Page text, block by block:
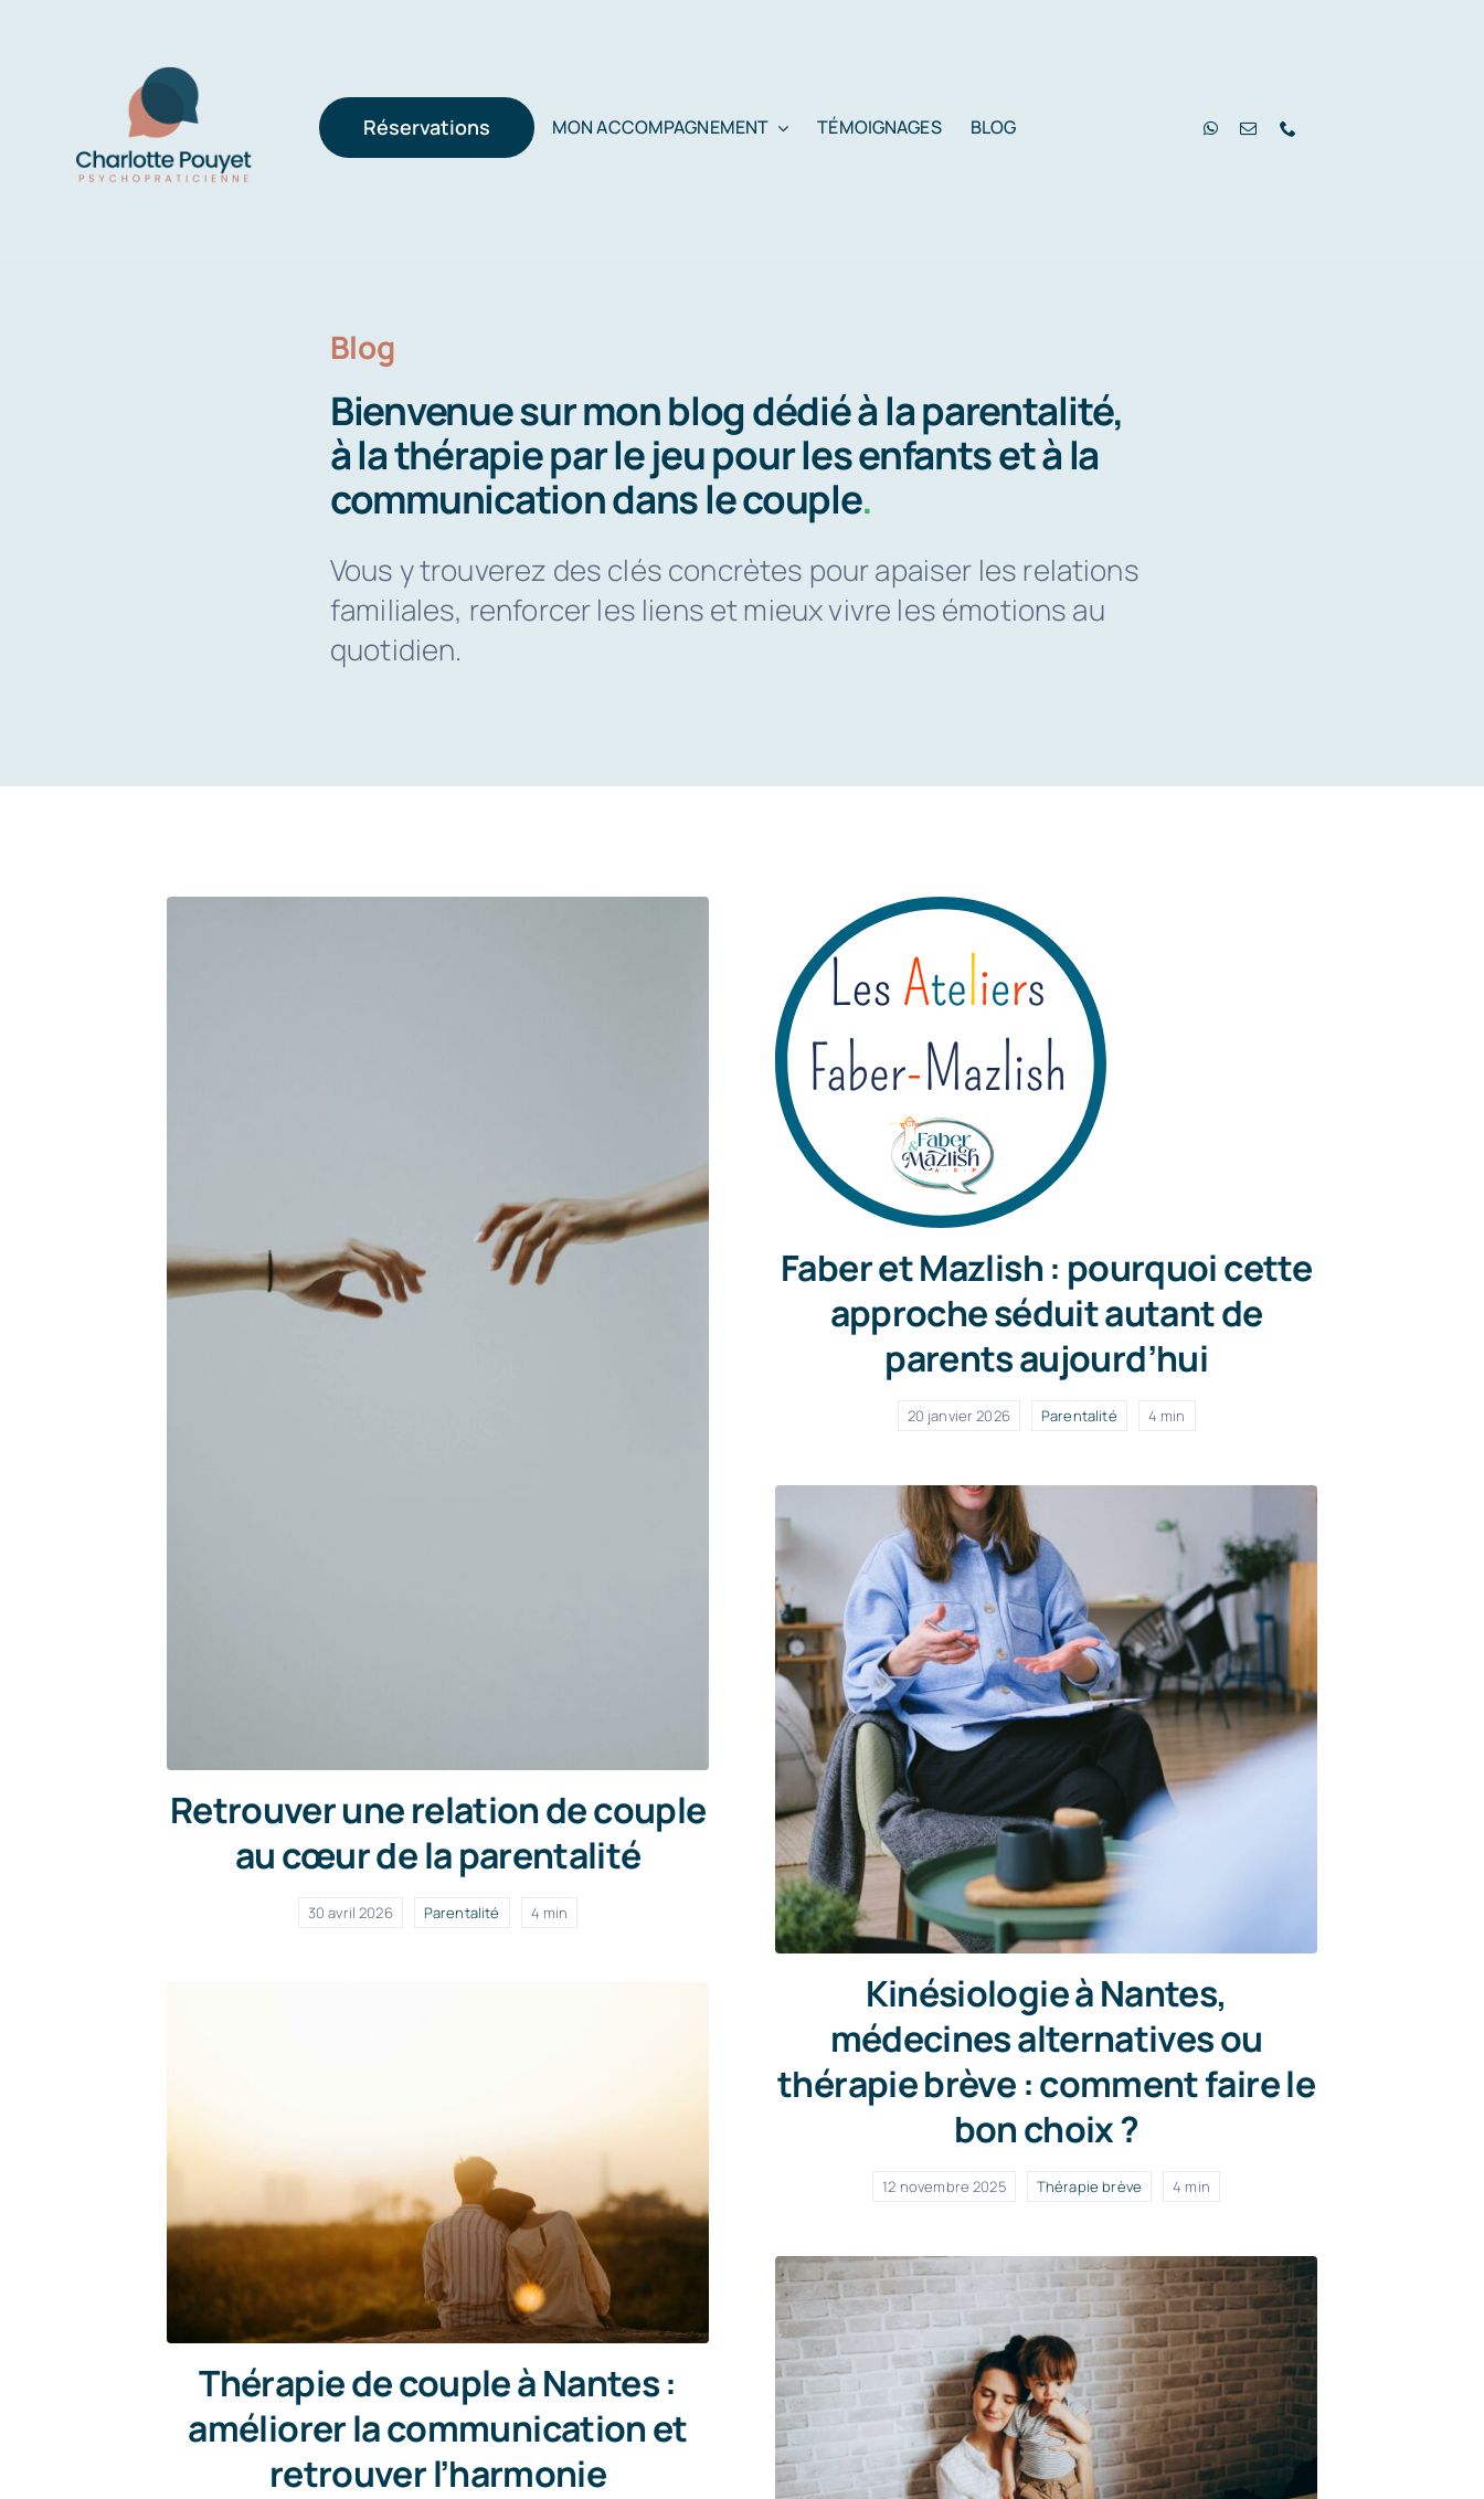
Réservations MON ACCOMPAGNEMENT TÉMOIGNAGES BLOG
Blog
Bienvenue sur mon blog dédié à la parentalité,
à la thérapie par le jeu pour les enfants et à la
communication dans le couple.
Vous y trouverez des clés concrètes pour apaiser les relations
familiales, renforcer les liens et mieux vivre les émotions au
quotidien.
Retrouver une relation de couple
au cœur de la parentalité
30 avril 2026 Parentalité 4 min
Faber et Mazlish : pourquoi cette
approche séduit autant de
parents aujourd’hui
20 janvier 2026 Parentalité 4 min
Kinésiologie à Nantes,
médecines alternatives ou
thérapie brève : comment faire le
bon choix ?
12 novembre 2025 Thérapie brève 4 min
Thérapie de couple à Nantes :
améliorer la communication et
retrouver l’harmonie